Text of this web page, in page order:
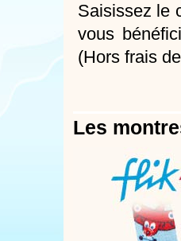
Saisissez le
vous
(Hors frais
Les